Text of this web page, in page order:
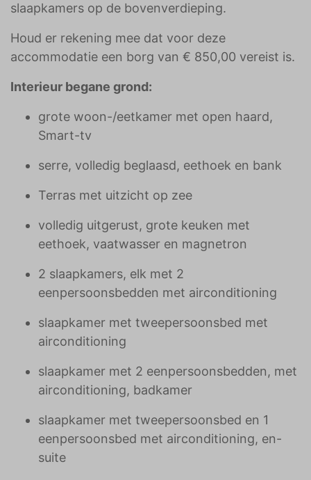
slaapkamers op de bovenverdieping.
Houd er rekening mee dat voor deze
accommodatie een borg van € 850,00 vereist is.
Interieur begane grond:
grote woon-/eetkamer met open haard,
Smart-tv
serre, volledig beglaasd, eethoek en bank
Terras met uitzicht op zee
volledig uitgerust, grote keuken met
eethoek, vaatwasser en magnetron
2 slaapkamers, elk met 2
eenpersoonsbedden met airconditioning
slaapkamer met tweepersoonsbed met
airconditioning
slaapkamer met 2 eenpersoonsbedden, met
airconditioning, badkamer
slaapkamer met tweepersoonsbed en 1
eenpersoonsbed met airconditioning, en-
suite